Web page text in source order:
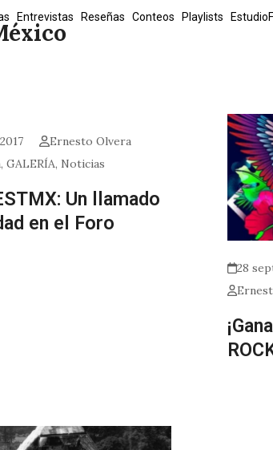
Entrevistas Reseñas Conteos Playlists
Ernesto Olvera
, GALERÍA, Noticias
Un llamado
en el Foro
28